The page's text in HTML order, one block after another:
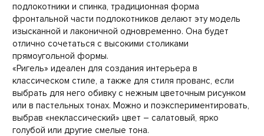
подлокотники и спинка, традиционная форма
фронтальной части подлокотников делают эту модель
изысканной и лаконичной одновременно. Она будет
отлично сочетаться с высокими столиками
прямоугольной формы.
«Ригель» идеален для создания интерьера в
классическом стиле, а также для стиля прованс, если
выбрать для него обивку с нежным цветочным рисунком
или в пастельных тонах. Можно и поэкспериментировать,
выбрав «неклассический» цвет – салатовый, ярко
голубой или другие смелые тона.